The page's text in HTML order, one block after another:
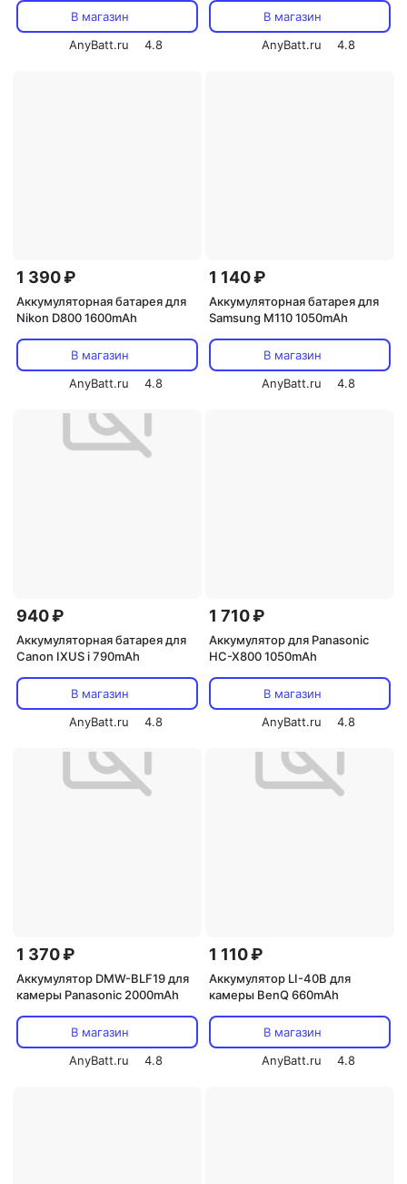
В магазин
AnyBatt.ru
4.8
В магазин
AnyBatt.ru
4.8
1 390 ₽
Аккумуляторная батарея для
Nikon D800 1600mAh
В магазин
AnyBatt.ru
4.8
1 140 ₽
Аккумуляторная батарея для
Samsung M110 1050mAh
В магазин
AnyBatt.ru
4.8
940 ₽
Аккумуляторная батарея для
Canon IXUS i 790mAh
В магазин
AnyBatt.ru
4.8
1 710 ₽
Аккумулятор для Panasonic
HC-X800 1050mAh
В магазин
AnyBatt.ru
4.8
1 370 ₽
Аккумулятор DMW-BLF19 для
камеры Panasonic 2000mAh
В магазин
AnyBatt.ru
4.8
1 110 ₽
Аккумулятор LI-40B для
камеры BenQ 660mAh
В магазин
AnyBatt.ru
4.8